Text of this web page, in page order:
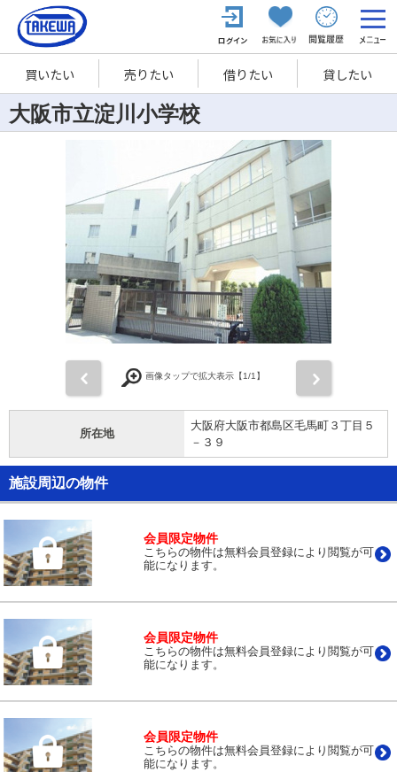
買いたい 売りたい 借りたい 貸したい
大阪市立淀川小学校
画像タップで拡大表示【1/1】
所在地
大阪府大阪市都島区毛馬町３丁目５
－３９
施設周辺の物件
会員限定物件
こちらの物件は無料会員登録により閲覧が可
能になります。
会員限定物件
こちらの物件は無料会員登録により閲覧が可
能になります。
会員限定物件
こちらの物件は無料会員登録により閲覧が可
能になります。